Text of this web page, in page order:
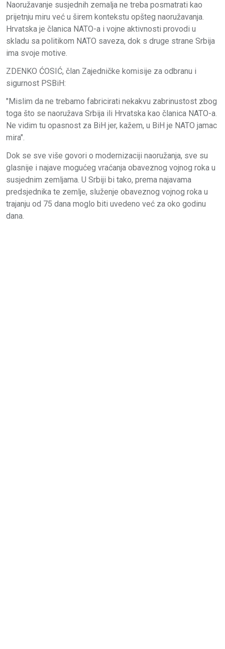
Naoružavanje susjednih zemalja ne treba posmatrati kao
prijetnju miru već u širem kontekstu opšteg naoružavanja.
Hrvatska je članica NATO-a i vojne aktivnosti provodi u
skladu sa politikom NATO saveza, dok s druge strane Srbija
ima svoje motive.
ZDENKO ĆOSIĆ, član Zajedničke komisije za odbranu i
sigurnost PSBiH:
"Mislim da ne trebamo fabricirati nekakvu zabrinustost zbog
toga što se naoružava Srbija ili Hrvatska kao članica NATO-a.
Ne vidim tu opasnost za BiH jer, kažem, u BiH je NATO jamac
mira".
Dok se sve više govori o modernizaciji naoružanja, sve su
glasnije i najave mogućeg vraćanja obaveznog vojnog roka u
susjednim zemljama. U Srbiji bi tako, prema najavama
predsjednika te zemlje, služenje obaveznog vojnog roka u
trajanju od 75 dana moglo biti uvedeno već za oko godinu
dana.